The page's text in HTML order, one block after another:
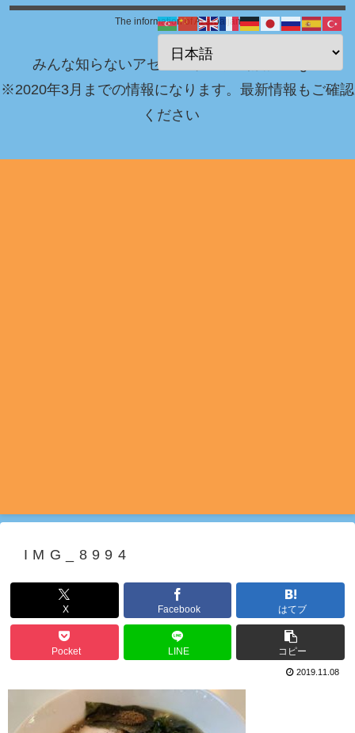
The information of Azerbaijan
みんな知らないアゼルバイジャン情報 Blog！
※2020年3月までの情報になります。最新情報もご確認
ください
IMG_8994
X Facebook はてブ
Pocket LINE コピー
2019.11.08